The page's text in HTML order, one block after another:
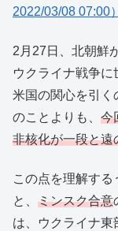
2022/03/08 07:00）
2月27日、北朝鮮
ウクライナ戦争
米国の関心を引く
のことよりも、 今
非核化が一段と遠
この点を理解する
と、 ミンスク合意
は、ウクライナ